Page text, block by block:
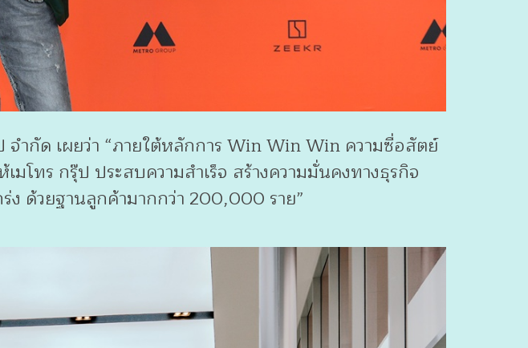
ำกัด เผยว่า “ภายใต้หลักการ Win Win Win ความซื่อสัตย์
โทร กรุ๊ป ประสบความสำเร็จ สร้างความมั่นคงทางธุรกิจ
ง ด้วยฐานลูกค้ามากกว่า 200,000 ราย”